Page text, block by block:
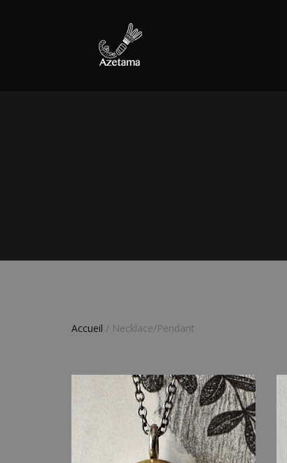
Accueil / Necklace/Pendant